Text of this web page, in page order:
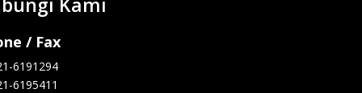
/ Fax
6191294
6195411